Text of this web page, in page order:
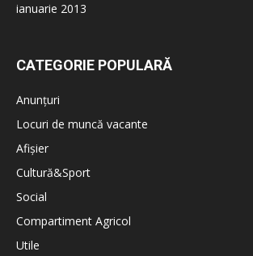
ianuarie 2013
CATEGORIE POPULARĂ
Anunțuri
Locuri de muncă vacante
Afișier
Cultură&Sport
Social
Compartiment Agricol
Utile